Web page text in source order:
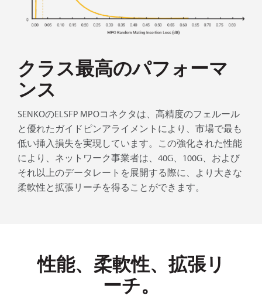
クラス最高のパフォーマ
ンス
SENKOのELSFP MPOコネクタは、高精度のフェルール
と優れたガイドピンアライメントにより、市場で最も
低い挿入損失を実現しています。この強化された性能
により、ネットワーク事業者は、40G、100G、および
それ以上のデータレートを展開する際に、より大きな
柔軟性と拡張リーチを得ることができます。
性能、柔軟性、拡張リ
ーチ。